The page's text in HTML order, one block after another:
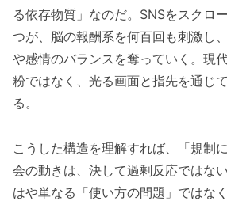
る依存物質」なのだ。SNSをスクロ
つが、脳の報酬系を何百回も刺激し
や感情のバランスを奪っていく。現
粉ではなく、光る画面と指先を通じ
る。
こうした構造を理解すれば、「規制
会の動きは、決して過剰反応ではな
はや単なる「使い方の問題」ではな